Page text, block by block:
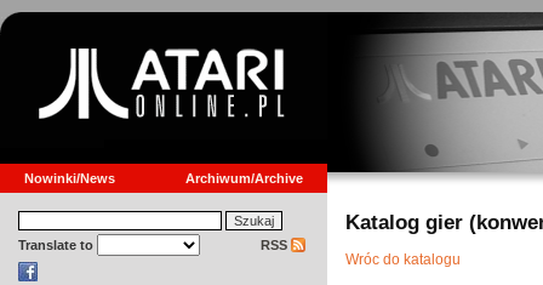
Nowinki/News Archiwum/Archive
Translate to RSS
Katalog gier
Wróc do katalogu